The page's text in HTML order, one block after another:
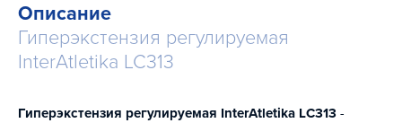
Описание
Гиперэкстензия регулируемая
InterAtletika LC313
Гиперэкстензия регулируемая InterAtletika LC313 -